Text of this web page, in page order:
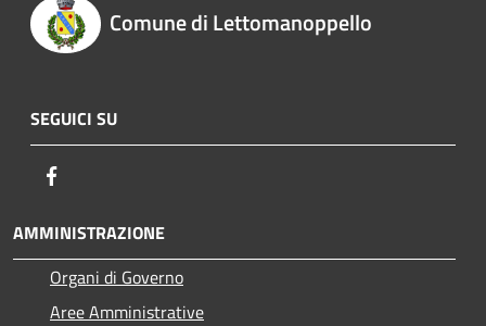
Comune di Lettomanoppello
SEGUICI SU
AMMINISTRAZIONE
Organi di Governo
Aree Amministrative